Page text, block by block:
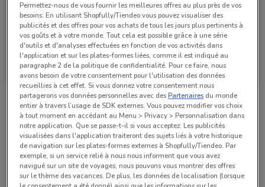
Optic 2000
Valable jusqu'au 31/12
Magasins Optic 2000 dans les environs
100 Rue Montmartre Paris
833 m
FERMÉ
Permettez-nous de vous fournir les meilleures offres au plus près de vos
besoins: En utilisant Shopfully/Tiendeo vous pouvez visualiser des
publicités et des offres pour vos achats de tous les jours plus pertinents à
vos goûts et à votre monde. Tout cela est possible grâce à une série
d'outils et d'analyses effectuées en fonction de vos activités dans
l'application et sur les plates-formes liées, comme il est indiqué au
paragraphe 2 de la politique de confidentialité. Pour ce faire, nous
avons besoin de votre consentement pour l'utilisation des données
recueillies à cet effet. Si vous donnez votre consentement nous
partagerons vos données personnelles avec desPartenaires du monde
entier à travers l’usage de SDK externes. Vous pouvez modifier vos choix
à tout moment en accédant au Menu > Privacy > Personnalisation dans
notre application. Que se passe-t-il si vous acceptez: Les publicités
visualisées dans l'application traiteront des sujets liés à votre historique
de navigation sur les plates-formes externes à Shopfully/Tiendeo. Par
exemple, si un service relié à nous nous informent que vous avez
navigué sur un site de voyages, nous pouvons vous montrer des offres
sur le thème des vacances. De plus, les données de localisation (lorsque